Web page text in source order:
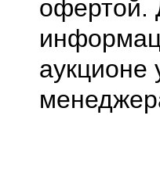
офертой.
аукционе